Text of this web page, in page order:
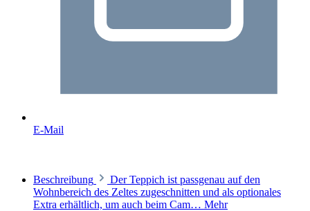
E-Mail
Beschreibung
Der Teppich ist passgenau auf den
Wohnbereich des Zeltes zugeschnitten und als optionales
Extra erhältlich, um auch beim Cam… Mehr